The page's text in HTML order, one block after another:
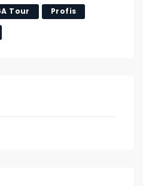
Tour Profis